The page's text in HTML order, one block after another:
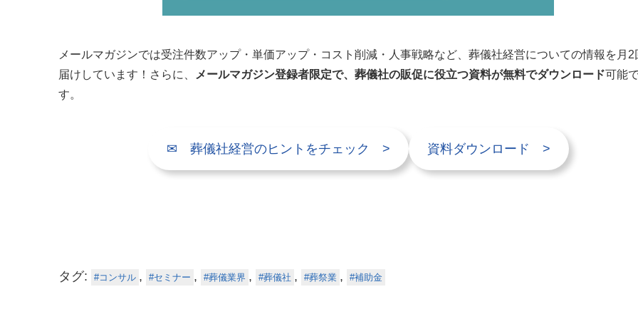
メールマガジンでは受注件数アップ・単価アップ・コスト削減・人事戦略など、葬儀社経営についての情報を月2
届けしています！さらに、
メールマガジン登録者限定で、葬儀社の販促に役立つ資料が無料でダウンロード可能
す。
✉ 葬儀社経営のヒントをチェック > 資料ダウンロード >
タグ: コンサル , セミナー , 葬儀業界 , 葬儀社 , 葬祭業 , 補助金